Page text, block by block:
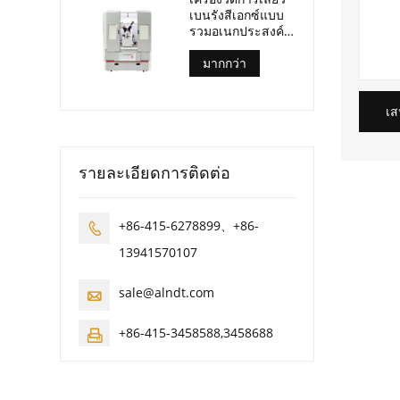
เ
เบนรังสีเอกซ์แบบ
รวมอเนกประสงค์
อัล-Y3500
มากกว่า
รายละเอียดการติดต่อ

+86-415-6278899、+86-
13941570107
 sale@alndt.com
 +86-415-3458588,3458688